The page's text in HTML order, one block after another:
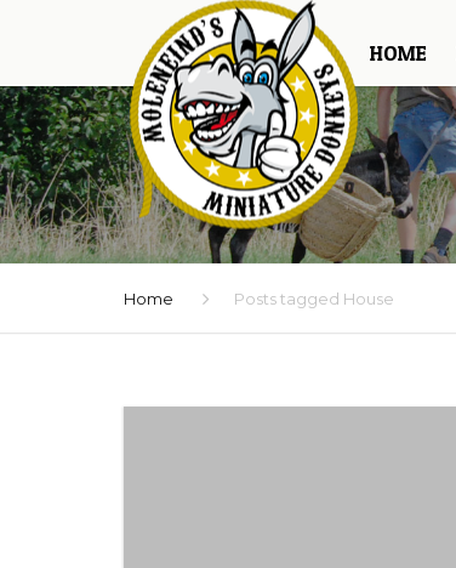
HOME
Home Posts tagged House